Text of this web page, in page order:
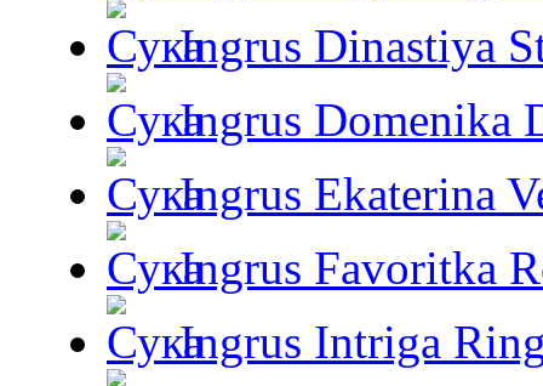
Ingrus Dinastiya
Ingrus Domenika
Ingrus Ekaterina
Ingrus Favoritka
Ingrus Intriga